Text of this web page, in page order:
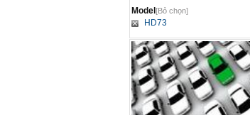
Model[Bỏ chọn]
HD73